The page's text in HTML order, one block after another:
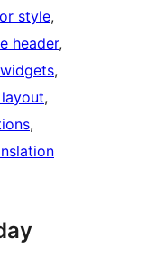
style
header